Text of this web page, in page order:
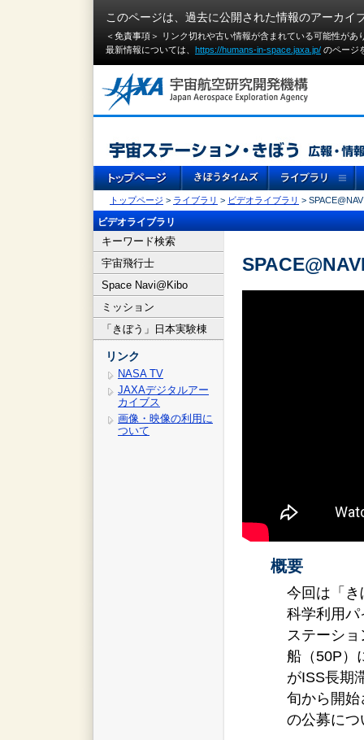
このページは、過去に公開された情報のアーカイ
＜免責事項＞ リンク切れや古い情報が含まれている可能性が
最新情報については、 https://humans-in-space.jaxa.jp/ のページ
トップページ > ライブラリ > ビデオライブラリ >
ビデオライブラリ
キーワード検索
宇宙飛行士
Space Navi@Kibo
ミッション
「きぼう」日本実験棟
リンク
NASA TV
JAXAデジタルアー
カイブス
画像・映像の利用に
ついて
概要
今回は「
科学利用
ステーシ
船（50P）
がISS長期
旬から開
の公募に